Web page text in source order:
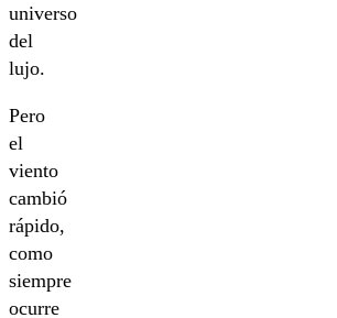
universo
del
lujo.
Pero
el
viento
cambió
rápido,
como
siempre
ocurre